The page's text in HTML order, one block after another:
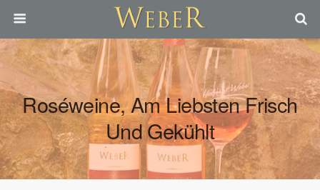
Roséweine, Am Liebsten Frisch
Und Gekühlt